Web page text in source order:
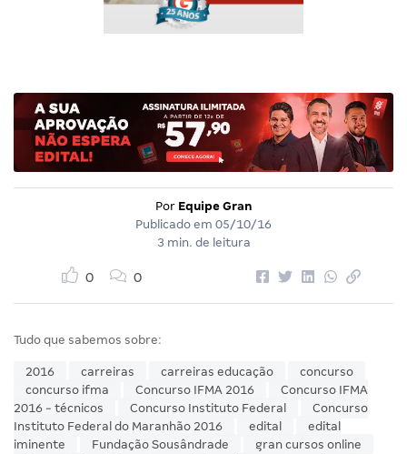
Por Equipe Gran
Publicado em 05/10/16
3 min. de leitura
0 0
Tudo que sabemos sobre:
2016 carreiras carreiras educação
concurso
concurso ifma
Concurso IFMA 2016
Concurso IFMA
2016 - técnicos
Concurso Instituto Federal
Concurso
Instituto Federal do Maranhão 2016
edital
edital
iminente
Fundação Sousândrade
gran cursos online